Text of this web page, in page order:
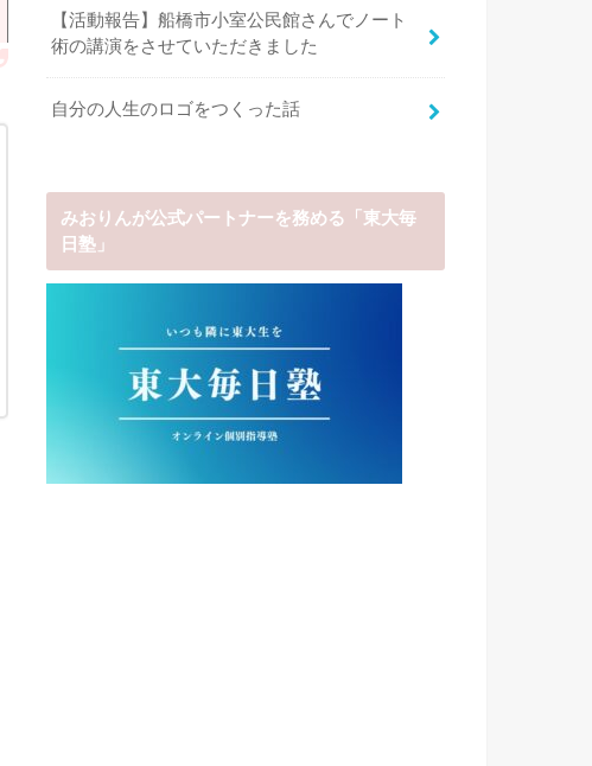
【活動報告】船橋市小室公民館さんでノート
術の講演をさせていただきました
自分の人生のロゴをつくった話
みおりんが公式パートナーを務める「東大毎
日塾」